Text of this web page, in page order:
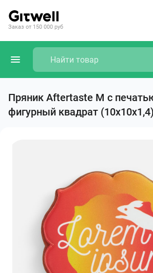
Заказ от 150 000 руб
Пряник Aftertaste M с
фигурный квадрат (10х10х1,4)